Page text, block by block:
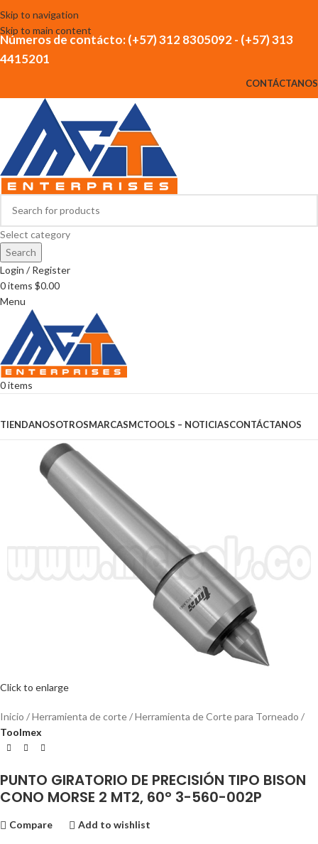
Skip to navigation
Skip to main content
Números de contácto: (+57) 312 8305092 - (+57) 313
4415201
CONTÁCTANOS
Select category
Search
Login / Register
0items $0.00
Menu
0items
TIENDANOSOTROSMARCASMCTOOLS – NOTICIASCONTÁCTANOS
Click to enlarge
Inicio Herramienta de corte
Herramienta de Corte para Torneado
Toolmex
PUNTO GIRATORIO DE PRECISIÓN TIPO BISON
CONO MORSE 2 MT2, 60° 3-560-002P
Compare Add to wishlist